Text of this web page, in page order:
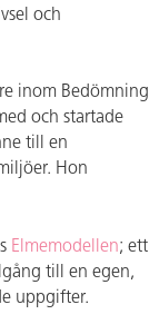
och
inom Bedömning
och startade
till en
Hon
Elmemodellen; ett
till en egen,
uppgifter.